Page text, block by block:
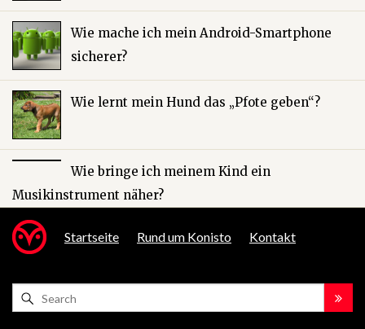
Wie mache ich mein Android-Smartphone
sicherer?
Wie lernt mein Hund das „Pfote geben“?
Wie bringe ich meinem Kind ein
Musikinstrument näher?
Startseite Rund um Konisto Kontakt